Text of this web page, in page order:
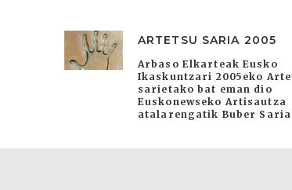
ARTETSU SARIA 2005
Arbaso Elkarteak Eusko
Ikaskuntzari 2005eko
sarietako bat eman dio
Euskonewseko Artisautza
atalarengatik Buber Saria